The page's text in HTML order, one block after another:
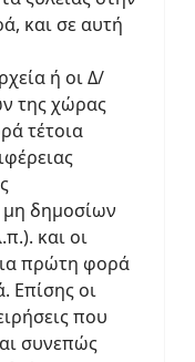
και σε αυτή
ή οι Δ/
της χώρας
τέτοια
μη δημοσίων
και οι
πρώτη φορά
Επίσης οι
που
συνεπώς